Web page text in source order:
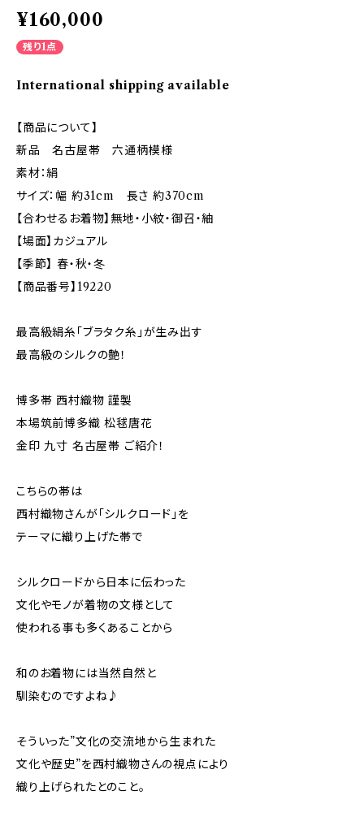
¥160,000
残り1点
International shipping available
【商品について】
新品 名古屋帯 六通柄模様
素材：絹
サイズ：幅 約31cm 長さ 約370cm
【合わせるお着物】無地・小紋・御召・紬
【場面】カジュアル
【季節】 春・秋・冬
【商品番号】19220
最高級絹糸「ブラタク糸」が生み出す
最高級のシルクの艶！
博多帯 西村織物 謹製
本場筑前博多織 松毬唐花
金印 九寸 名古屋帯 ご紹介！
こちらの帯は
西村織物さんが「シルクロード」を
テーマに織り上げた帯で
シルクロードから日本に伝わった
文化やモノが着物の文様として
使われる事も多くあることから
和のお着物には当然自然と
馴染むのですよね♪
そういった”文化の交流地から生まれた
文化や歴史”を西村織物さんの視点により
織り上げられたとのこと。